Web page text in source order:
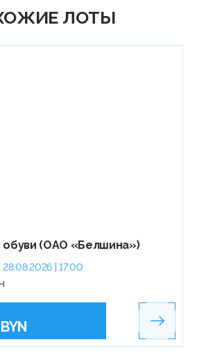
ЛОТЫ
обуви (ОАО «Белшина»)
28.08.2026 | 17:00